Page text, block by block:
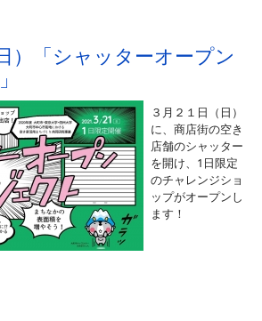
）「シャッターオープン
３月２１日（日）
に、商店街の空き
店舗のシャッター
を開け、1日限定
のチャレンジショ
ップがオープンし
ます！